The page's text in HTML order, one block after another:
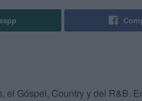
el Góspel, Country y del R&B.